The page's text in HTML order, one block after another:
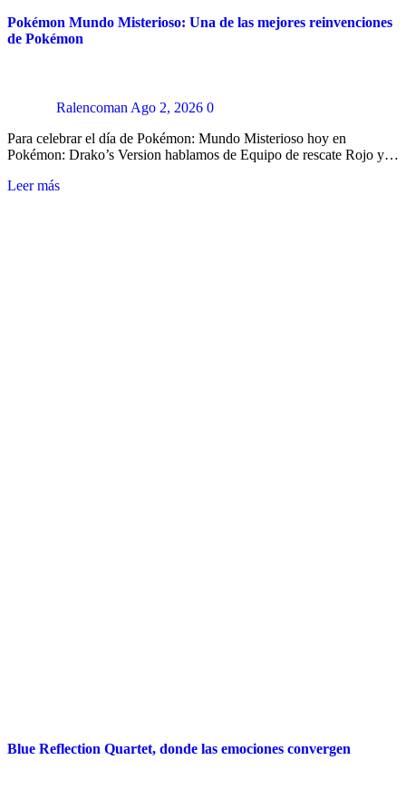
Pokémon Mundo Misterioso: Una de las mejores reinvenciones
de Pokémon
Ralencoman Ago 2, 2026 0
Para celebrar el día de Pokémon: Mundo Misterioso hoy en
Pokémon: Drako’s Version hablamos de Equipo de rescate Rojo y…
Leer más
Blue Reflection Quartet, donde las emociones convergen